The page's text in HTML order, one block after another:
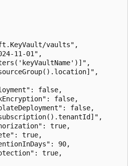
vaults",
11-01",
false,
false,
false,
true,
true,
90,
true,